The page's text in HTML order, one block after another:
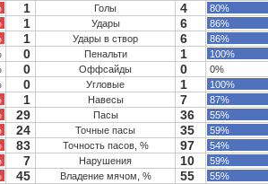
1 Голы 4
80%
1 Удары 6
86%
1 Удары в створ 6
86%
0 Пенальти 1
100%
0 Оффсайды 0
0%
0 Угловые 1
100%
1 Навесы 7
87%
29 Пасы 36
55%
24 Точные пасы 35
59%
83 Точность пасов, % 97
54%
7 Нарушения 10
59%
45 Владение мячом, % 55 55%